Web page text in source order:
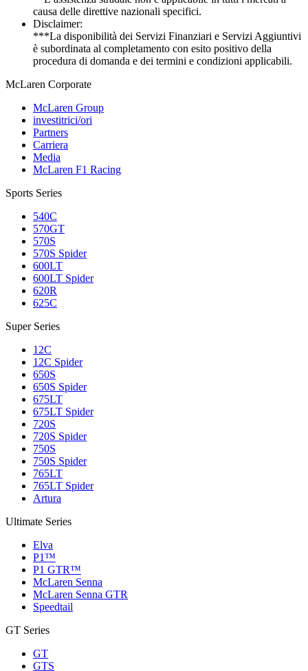
causa delle direttive nazionali specifici.
Disclaimer:
***La disponibilità dei Servizi Finanziari e Servizi Aggiuntivi
è subordinata al completamento con esito positivo della
procedura di domanda e dei termini e condizioni applicabili.
McLaren Corporate
McLaren Group
investitrici/ori
Partners
Carriera
Media
McLaren F1 Racing
Sports Series
540C
570GT
570S
570S Spider
600LT
600LT Spider
620R
625C
Super Series
12C
12C Spider
650S
650S Spider
675LT
675LT Spider
720S
720S Spider
750S
750S Spider
765LT
765LT Spider
Artura
Ultimate Series
Elva
P1™
P1 GTR™
McLaren Senna
McLaren Senna GTR
Speedtail
GT Series
GT
GTS